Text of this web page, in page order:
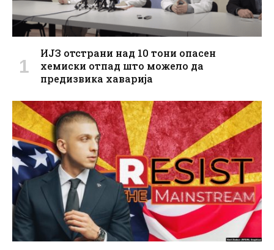
ИЈЗ отстрани над 10 тони опасен
хемиски отпад што можело да
предизвика хаварија